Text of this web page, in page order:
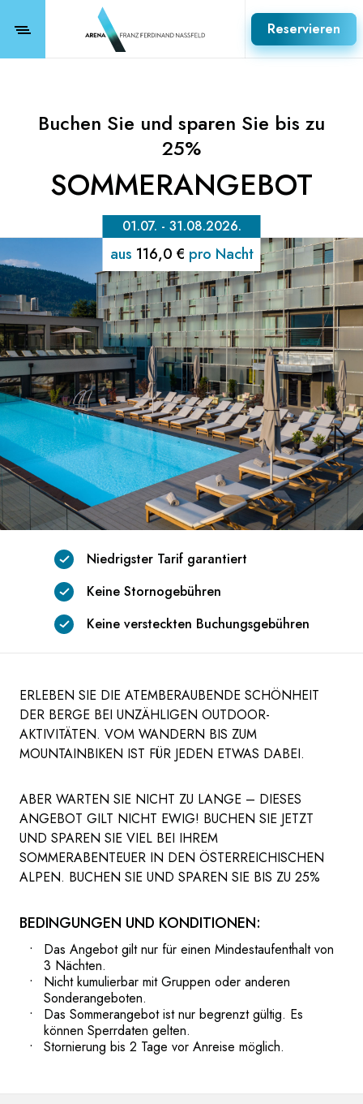
Reservieren
Buchen Sie und sparen Sie bis zu
25%
SOMMERANGEBOT
01.07. - 31.08.2026.
aus 116,0 € pro Nacht
Niedrigster Tarif garantiert
Keine Stornogebühren
Keine versteckten Buchungsgebühren
ERLEBEN SIE DIE ATEMBERAUBENDE SCHÖNHEIT
DER BERGE BEI UNZÄHLIGEN OUTDOOR-
AKTIVITÄTEN. VOM WANDERN BIS ZUM
MOUNTAINBIKEN IST FÜR JEDEN ETWAS DABEI.
ABER WARTEN SIE NICHT ZU LANGE – DIESES
ANGEBOT GILT NICHT EWIG! BUCHEN SIE JETZT
UND SPAREN SIE VIEL BEI IHREM
SOMMERABENTEUER IN DEN ÖSTERREICHISCHEN
ALPEN. BUCHEN SIE UND SPAREN SIE BIS ZU 25%
BEDINGUNGEN UND KONDITIONEN:
Das Angebot gilt nur für einen Mindestaufenthalt von
3 Nächten.
Nicht kumulierbar mit Gruppen oder anderen
Sonderangeboten.
Das Sommerangebot ist nur begrenzt gültig. Es
können Sperrdaten gelten.
Stornierung bis 2 Tage vor Anreise möglich.